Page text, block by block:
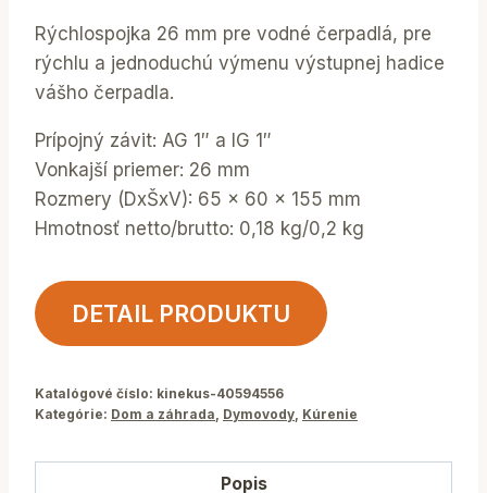
Rýchlospojka 26 mm pre vodné čerpadlá, pre
rýchlu a jednoduchú výmenu výstupnej hadice
vášho čerpadla.
Prípojný závit: AG 1″ a IG 1″
Vonkajší priemer: 26 mm
Rozmery (DxŠxV): 65 x 60 x 155 mm
Hmotnosť netto/brutto: 0,18 kg/0,2 kg
DETAIL PRODUKTU
Katalógové číslo: kinekus-40594556
Kategórie: Dom a záhrada, Dymovody, Kúrenie
Popis